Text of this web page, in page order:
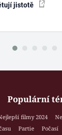
jistotě
Populární
filmy 2024
Partie Počasí